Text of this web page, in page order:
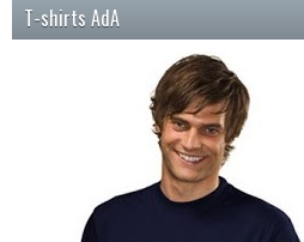
T-shirts AdA